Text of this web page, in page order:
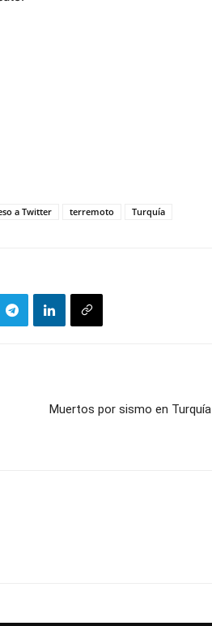
a Twitter terremoto Turquía
Muertos por sismo en